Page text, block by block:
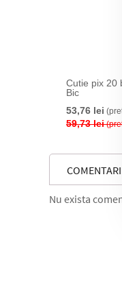
Cutie pix 20
Bic
53,76 lei
59,73 lei
Nu exista